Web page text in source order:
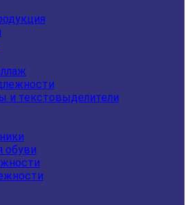
и текстовыделители
обуви